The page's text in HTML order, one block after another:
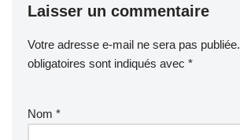
Laisser un commentaire
Votre adresse e-mail ne sera pas publiée.
obligatoires sont indiqués avec *
Nom *